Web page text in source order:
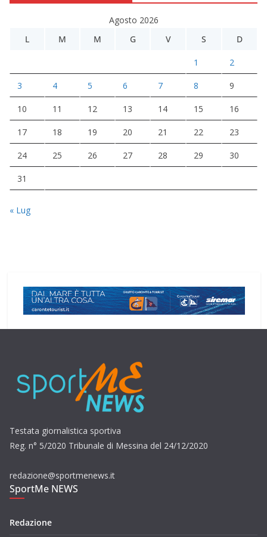
Agosto 2026
L
M M G V S D
1 2
3 4 5 6 7 8 9
10 11 12 13 14 15 16
17 18 19 20 21 22 23
24 25 26 27 28 29 30
31
« Lug
Testata giornalistica sportiva
Reg. n° 5/2020 Tribunale di Messina del 24/12/2020
redazione@sportmenews.it
SportMe NEWS
Redazione